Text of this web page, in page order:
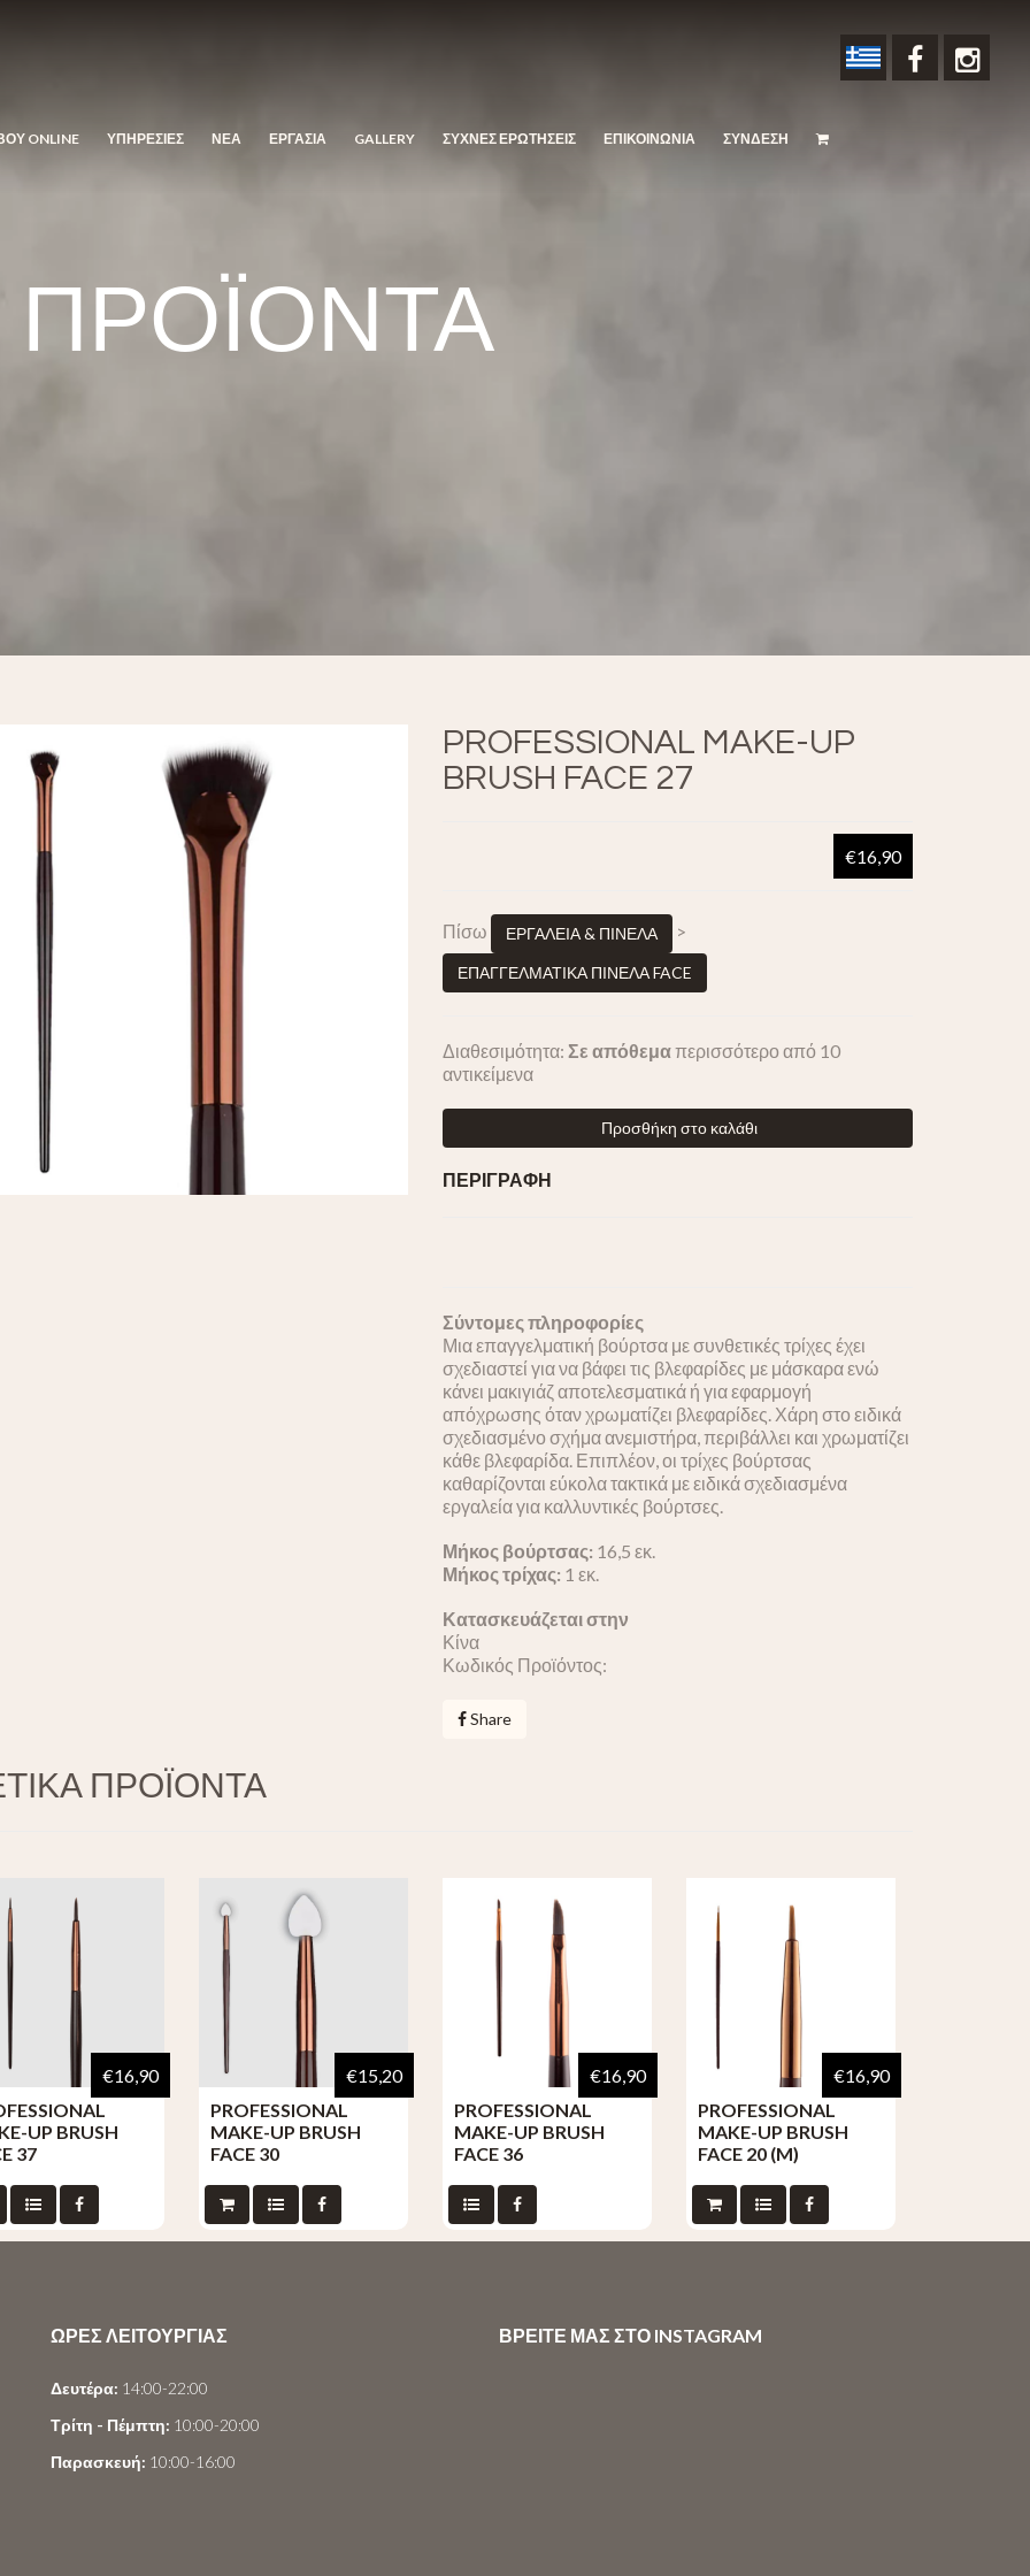
ONLINE ΥΠΗΡΕΣΙΕΣ ΝΕΑ ΕΡΓΑΣΙΑ GALLERY ΣΥΧΝΕΣ ΕΡΩΤΗΣΕΙΣ ΕΠΙΚΟΙΝΩΝΙΑ ΣΥΝΔΕΣΗ
ΠΡΟΪΟΝΤΑ
PROFESSIONAL MAKE-UP
BRUSH FACE 27
€16,90
Πίσω ΕΡΓΑΛΕΙΑ & ΠΙΝΕΛΑ >
ΕΠΑΓΓΕΛΜΑΤΙΚΑ ΠΙΝΕΛΑ FACE
Διαθεσιμότητα:Σε απόθεμαπερισσότερο από 10
αντικείμενα
Προσθήκη στο καλάθι
ΠΕΡΙΓΡΑΦΗ
Σύντομες πληροφορίες
Μια επαγγελματική βούρτσα με συνθετικές τρίχες έχει
σχεδιαστεί για να βάφει τις βλεφαρίδες με μάσκαρα ενώ
κάνει μακιγιάζ αποτελεσματικά ή για εφαρμογή
απόχρωσης όταν χρωματίζει βλεφαρίδες. Χάρη στο ειδικά
σχεδιασμένο σχήμα ανεμιστήρα, περιβάλλει και χρωματίζει
κάθε βλεφαρίδα. Επιπλέον, οι τρίχες βούρτσας
καθαρίζονται εύκολα τακτικά με ειδικά σχεδιασμένα
εργαλεία για καλλυντικές βούρτσες.
Μήκος βούρτσας: 16,5 εκ.
Μήκος τρίχας: 1 εκ.
Κατασκευάζεται στην
Κίνα
Κωδικός Προϊόντος:
Share
ΠΡΟΪΟΝΤΑ
UP BRUSH
37
€16,90
PROFESSIONAL
MAKE-UP BRUSH
FACE 30
€15,20
PROFESSIONAL
MAKE-UP BRUSH
FACE 36
€16,90
PROFESSIONAL
MAKE-UP BRUSH
FACE 20 (M)
€16,90
ΩΡΕΣ ΛΕΙΤΟΥΡΓΙΑΣ
Δευτέρα: 14:00-22:00
Τρίτη - Πέμπτη: 10:00-20:00
Παρασκευή: 10:00-16:00
ΒΡΕΙΤΕ ΜΑΣ ΣΤΟ INSTAGRAM